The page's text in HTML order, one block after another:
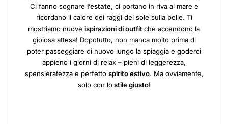
Ci fanno sognare l’estate, ci portano in riva al mare e
ricordano il calore dei raggi del sole sulla pelle. Ti
mostriamo nuove ispirazioni di outfitche accendono la
gioiosa attesa! Dopotutto, non manca molto prima di
poter passeggiare di nuovo lungo la spiaggia e goderci
appieno i giorni di relax – pieni di leggerezza,
spensieratezza e perfetto spirito estivo. Ma ovviamente,
solo con lostile giusto!